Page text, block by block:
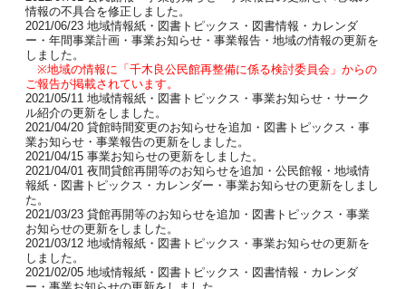
情報の不具合を修正しました。
2021/06/23 地域情報紙・図書トピックス・図書情報・カレンダ
ー・年間事業計画・事業お知らせ・事業報告・地域の情報の更新を
しました。
※地域の情報に「千木良公民館再整備に係る検討委員会」からの
ご報告が掲載されています。
2021/05/11 地域情報紙・図書トピックス・事業お知らせ・サーク
ル紹介の更新をしました。
2021/04/20 貸館時間変更のお知らせを追加・図書トピックス・事
業お知らせ・事業報告の更新をしました。
2021/04/15 事業お知らせの更新をしました。
2021/04/01 夜間貸館再開等のお知らせを追加・公民館報・地域情
報紙・図書トピックス・カレンダー・事業お知らせの更新をしまし
た。
2021/03/23 貸館再開等のお知らせを追加・図書トピックス・事業
お知らせの更新をしました。
2021/03/12 地域情報紙・図書トピックス・事業お知らせの更新を
しました。
2021/02/05 地域情報紙・図書トピックス・図書情報・カレンダ